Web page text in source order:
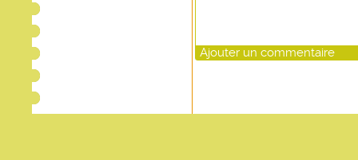
Ajouter un commentaire